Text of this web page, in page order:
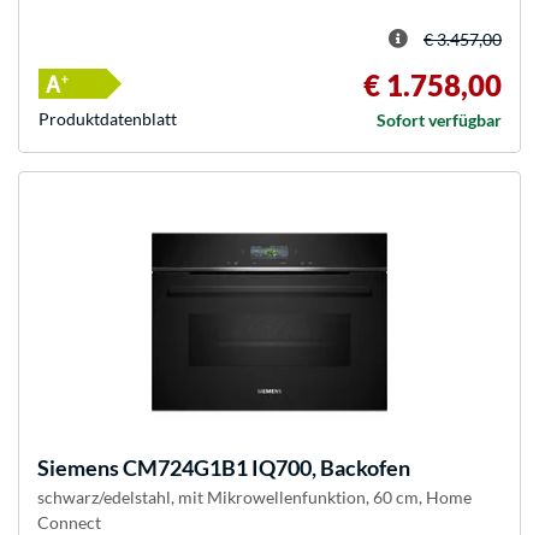
€ 3.457,00
€ 1.758,00
Sofort verfügbar
Produkt­datenblatt
SiemensCM724G1B1 IQ700, Backofen
schwarz/edelstahl, mit Mikrowellenfunktion, 60 cm, Home
Connect